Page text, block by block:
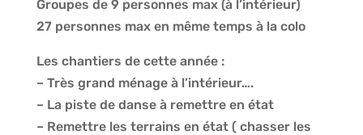
Groupes de 9 personnes max (à l’intérieur)
27 personnes max en même temps à la colo
Les chantiers de cette année :
– Très grand ménage à l’intérieur….
– La piste de danse à remettre en état
– Remettre les terrains en état ( chasser les